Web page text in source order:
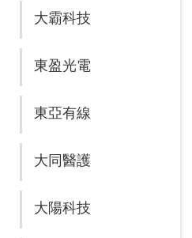
大霸科技
東盈光電
東亞有線
大同醫護
大陽科技